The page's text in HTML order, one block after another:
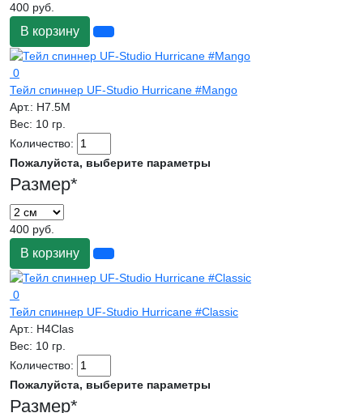
400 руб.
В корзину
0
Тейл спиннер UF-Studio Hurricane #Mango
Арт.: H7.5M
Вес: 10 гр.
Количество:
Пожалуйста, выберите параметры
Размер*
400 руб.
В корзину
0
Тейл спиннер UF-Studio Hurricane #Classic
Арт.: H4Clas
Вес: 10 гр.
Количество:
Пожалуйста, выберите параметры
Размер*